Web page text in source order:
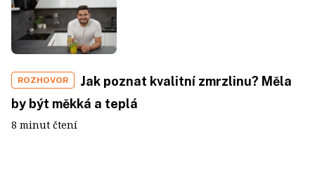
ROZHOVOR
Jak poznat kvalitní zmrzlinu? Měla
by být měkká a teplá
8 minut čtení